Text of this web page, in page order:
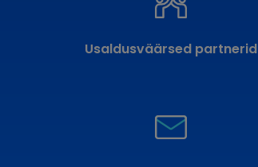
Usaldusväärsed partnerid